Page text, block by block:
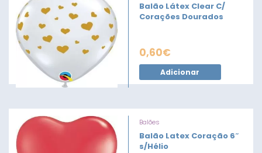
Balão Látex Clear C/
Corações Dourados
0,60€
Adicionar
Balões
Balão Latex Coração 6″
s/Hélio